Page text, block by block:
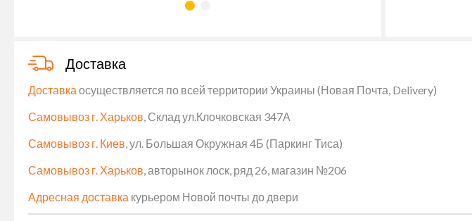
Доставка
Доставка осуществляется по всей территории Украины (Новая Почта, Delivery)
Самовывоз г. Харьков , Склад ул.Клочковская 347А
Самовывоз г. Киев , ул. Большая Окружная 4Б (Паркинг Тиса)
Самовывоз г. Харьков , авторынок лоск, ряд 26, магазин №206
Адресная доставка курьером Новой почты до двери